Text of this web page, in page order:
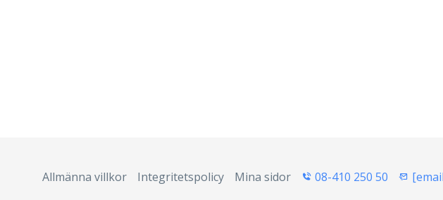
Allmänna villkor Integritetspolicy Mina sidor 08-410 250 50